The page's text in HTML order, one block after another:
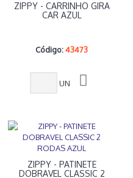
ZIPPY - CARRINHO GIRA
CAR AZUL
Código:43473
UN
ZIPPY - PATINETE
DOBRAVEL CLASSIC 2